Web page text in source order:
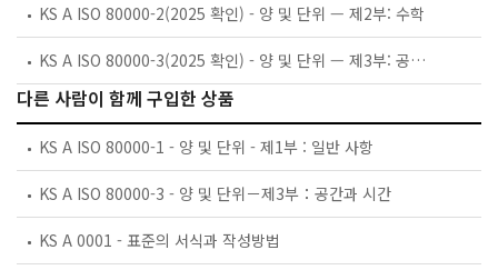
KS A ISO 80000-2(2025 확인) - 양 및 단위 — 제2부: 수학
KS A ISO 80000-3(2025 확인) - 양 및 단위 — 제3부: 공간과 시간
다른 사람이 함께 구입한 상품
KS A ISO 80000-1 - 양 및 단위 - 제1부 : 일반 사항
KS A ISO 80000-3 - 양 및 단위－제3부：공간과 시간
KS A 0001 - 표준의 서식과 작성방법